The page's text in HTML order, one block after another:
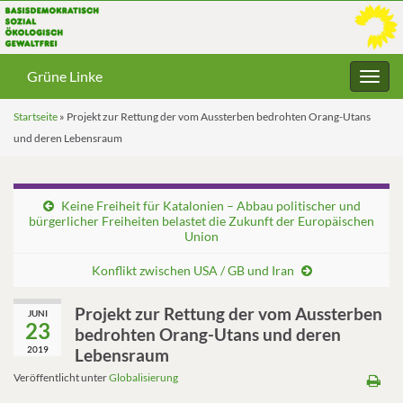
Grüne Linke
Startseite » Projekt zur Rettung der vom Aussterben bedrohten Orang-Utans
und deren Lebensraum
Keine Freiheit für Katalonien – Abbau politischer und
bürgerlicher Freiheiten belastet die Zukunft der Europäischen
Union
Konflikt zwischen USA / GB und Iran
JUNI
23
2019
Projekt zur Rettung der vom Aussterben
bedrohten Orang-Utans und deren
Lebensraum
Veröffentlicht unterGlobalisierung